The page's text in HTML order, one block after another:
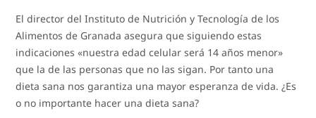
El director del Instituto de Nutrición y Tecnología de los
Alimentos de Granada asegura que siguiendo estas
indicaciones «nuestra edad celular será 14 años menor»
que la de las personas que no las sigan. Por tanto una
dieta sana nos garantiza una mayor esperanza de vida. ¿Es
o no importante hacer una dieta sana?